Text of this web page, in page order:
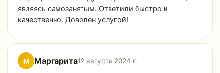
являясь самозанятым. Ответили быстро и
качественно. Доволен услугой!
М Маргарита12 августа 2024 г.